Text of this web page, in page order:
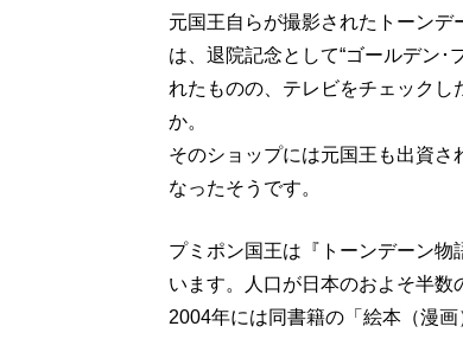
元国王自らが撮影されたトーン
は、退院記念として“ゴールデン･
れたものの、テレビをチェックし
か。
そのショップには元国王も出資
なったそうです。
プミポン国王は『トーンデーン物
います。人口が日本のおよそ半数
2004年には同書籍の「絵本（漫